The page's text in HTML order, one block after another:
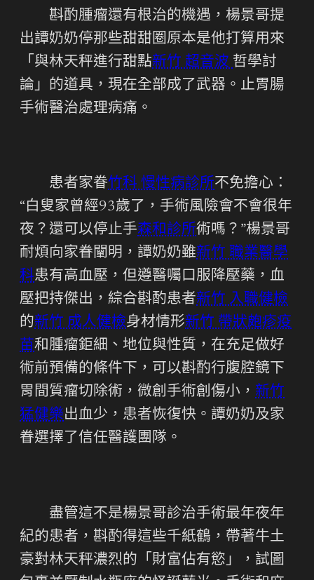
斟酌腫瘤還有根治的機遇，楊景哥提
出譚奶奶停那些甜甜圈原本是他打算用來
「與林天秤進行甜點新竹 超音波 哲學討
論」的道具，現在全部成了武器。止胃腸
手術醫治處理病痛。
患者家眷竹科 慢性病診所不免擔心：
“白叟家曾經93歲了，手術風險會不會很年
夜？還可以停止手森和診所術嗎？”楊景哥
耐煩向家眷闡明，譚奶奶雖新竹 職業醫學
科患有高血壓，但遵醫囑口服降壓藥，血
壓把持傑出，綜合斟酌患者新竹 入職健檢
的新竹 成人健檢身材情形新竹 帶狀皰疹疫
苗和腫瘤鉅細、地位與性質，在充足做好
術前預備的條件下，可以斟酌行腹腔鏡下
胃間質瘤切除術，微創手術創傷小， 新竹
猛健樂出血少，患者恢復快。譚奶奶及家
眷選擇了信任醫護團隊。
盡管這不是楊景哥診治手術最年夜年
紀的患者，斟酌得這些千紙鶴，帶著牛土
豪對林天秤濃烈的「財富佔有慾」，試圖